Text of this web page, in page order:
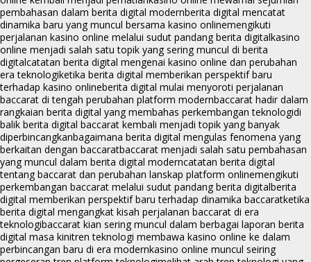
pembahasan dalam berita digital modernberita digital mencatat
dinamika baru yang muncul bersama kasino onlinemengikuti
perjalanan kasino online melalui sudut pandang berita digitalkasino
online menjadi salah satu topik yang sering muncul di berita
digitalcatatan berita digital mengenai kasino online dan perubahan
era teknologiketika berita digital memberikan perspektif baru
terhadap kasino onlineberita digital mulai menyoroti perjalanan
baccarat di tengah perubahan platform modernbaccarat hadir dalam
rangkaian berita digital yang membahas perkembangan teknologidi
balik berita digital baccarat kembali menjadi topik yang banyak
diperbincangkanbagaimana berita digital mengulas fenomena yang
berkaitan dengan baccaratbaccarat menjadi salah satu pembahasan
yang muncul dalam berita digital moderncatatan berita digital
tentang baccarat dan perubahan lanskap platform onlinemengikuti
perkembangan baccarat melalui sudut pandang berita digitalberita
digital memberikan perspektif baru terhadap dinamika baccaratketika
berita digital mengangkat kisah perjalanan baccarat di era
teknologibaccarat kian sering muncul dalam berbagai laporan berita
digital masa kinitren teknologi membawa kasino online ke dalam
perbincangan baru di era modernkasino online muncul seiring